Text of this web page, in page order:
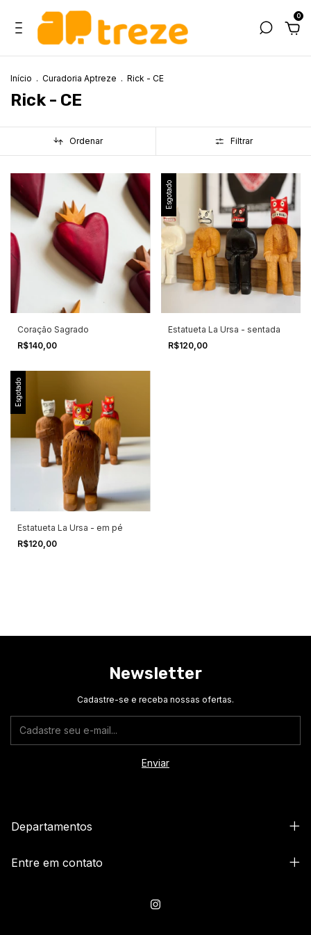
0
Início . Curadoria Aptreze . Rick - CE
Rick - CE
Ordenar Filtrar
Coração Sagrado
R$140,00
Esgotado
Estatueta La Ursa - sentada
R$120,00
Esgotado
Estatueta La Ursa - em pé
R$120,00
Newsletter
Cadastre-se e receba nossas ofertas.
Departamentos
Entre em contato